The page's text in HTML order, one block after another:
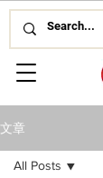
文章
All Posts